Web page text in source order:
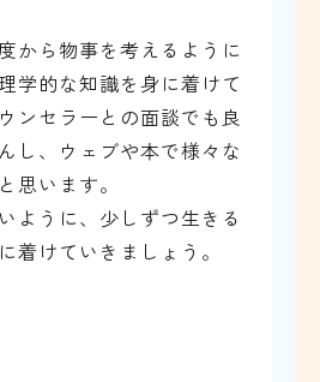
から物事を考えるように
学的な知識を身に着けて
ンセラーとの面談でも良
し、ウェブや本で様々な
思います。
ように、少しずつ生きる
着けていきましょう。